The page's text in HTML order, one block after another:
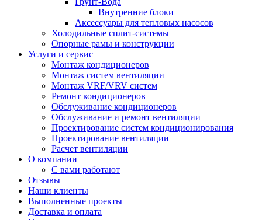
Внутренние блоки
Аксессуары для тепловых насосов
Холодильные сплит-системы
Опорные рамы и конструкции
Услуги и сервис
Монтаж кондиционеров
Монтаж систем вентиляции
Монтаж VRF/VRV систем
Ремонт кондиционеров
Обслуживание кондиционеров
Обслуживание и ремонт вентиляции
Проектирование систем кондиционирования
Проектирование вентиляции
Расчет вентиляции
О компании
С вами работают
Отзывы
Наши клиенты
Выполненные проекты
Доставка и оплата